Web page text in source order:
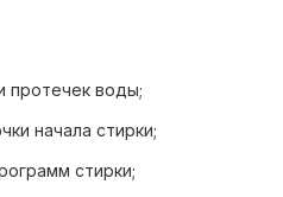
протечек воды;
начала стирки;
стирки;